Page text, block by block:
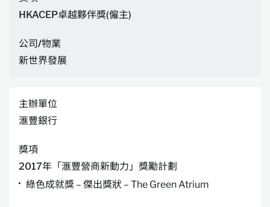
HKACEP卓越夥伴獎(僱主)
公司/物業
新世界發展
主辦單位
滙豐銀行
獎項
2017年「滙豐營商新動力」獎勵計劃
綠色成就獎 – 傑出獎狀 – The Green Atrium